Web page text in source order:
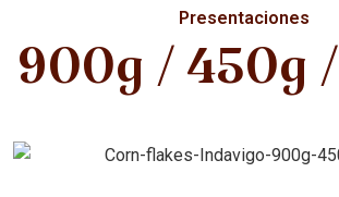
Presentaciones
900g / 450g